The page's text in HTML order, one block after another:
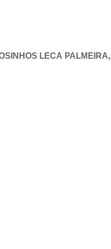
LECA PALMEIRA,